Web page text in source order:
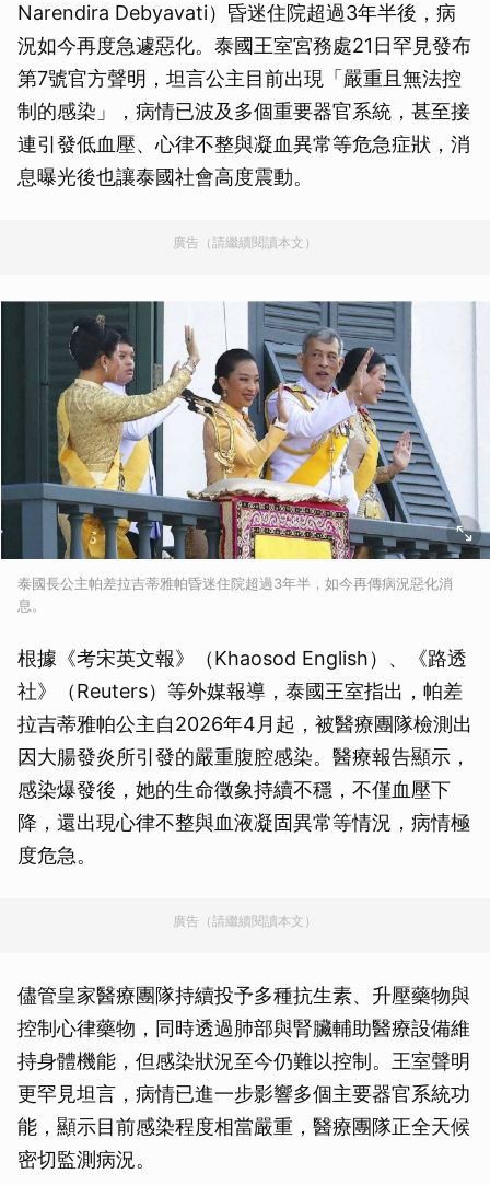
Narendira Debyavati）昏迷住院超過3年半後，病
況如今再度急遽惡化。泰國王室宮務處21日罕見發布
第7號官方聲明，坦言公主目前出現「嚴重且無法控
制的感染」，病情已波及多個重要器官系統，甚至接
連引發低血壓、心律不整與凝血異常等危急症狀，消
息曝光後也讓泰國社會高度震動。
廣告（請繼續閱讀本文）
泰國長公主帕差拉吉蒂雅帕昏迷住院超過3年半，如今再傳病況惡化消
息。
根據《考宋英文報》（Khaosod English）、《路透
社》（Reuters）等外媒報導，泰國王室指出，帕差
拉吉蒂雅帕公主自2026年4月起，被醫療團隊檢測出
因大腸發炎所引發的嚴重腹腔感染。醫療報告顯示，
感染爆發後，她的生命徵象持續不穩，不僅血壓下
降，還出現心律不整與血液凝固異常等情況，病情極
度危急。
廣告（請繼續閱讀本文）
儘管皇家醫療團隊持續投予多種抗生素、升壓藥物與
控制心律藥物，同時透過肺部與腎臟輔助醫療設備維
持身體機能，但感染狀況至今仍難以控制。王室聲明
更罕見坦言，病情已進一步影響多個主要器官系統功
能，顯示目前感染程度相當嚴重，醫療團隊正全天候
密切監測病況。